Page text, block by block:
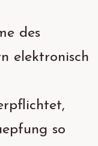
des
elektronisch
so